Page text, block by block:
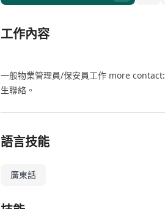
工作內容
一般物業管理員/保安員工作 more
生聯絡。
語言技能
廣東話